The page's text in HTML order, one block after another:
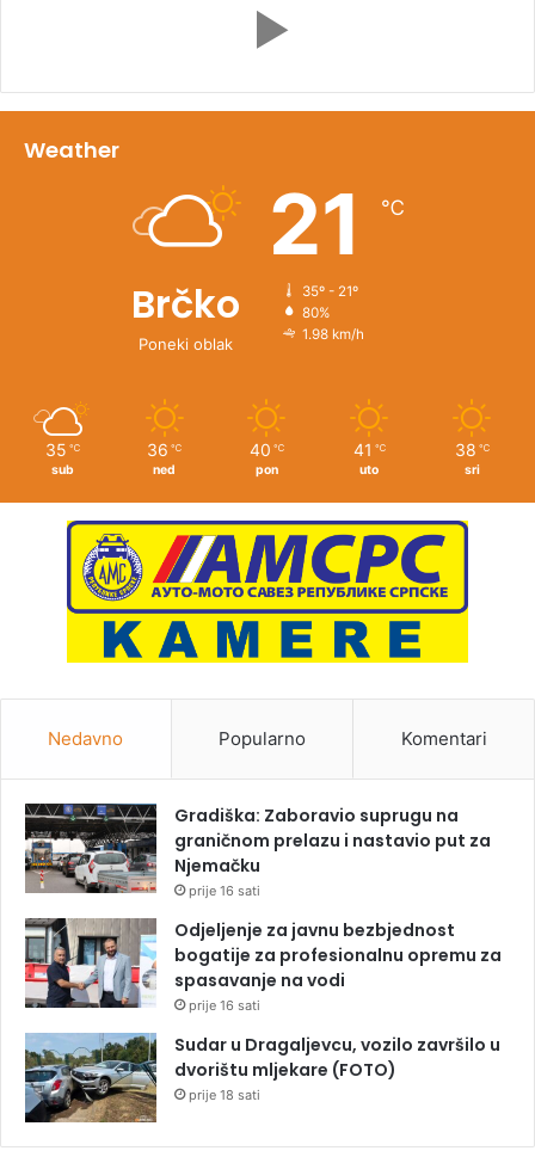
Weather
Brčko
Poneki oblak
21 ℃
35º - 21º
80%
1.98 km/h
35 ℃
sub
36 ℃
ned
40 ℃
pon
41 ℃
uto
38 ℃
sri
Nedavno Popularno Komentari
Gradiška: Zaboravio suprugu na
graničnom prelazu i nastavio put za
Njemačku
prije 16 sati
Odjeljenje za javnu bezbjednost
bogatije za profesionalnu opremu za
spasavanje na vodi
prije 16 sati
Sudar u Dragaljevcu, vozilo završilo u
dvorištu mljekare (FOTO)
prije 18 sati